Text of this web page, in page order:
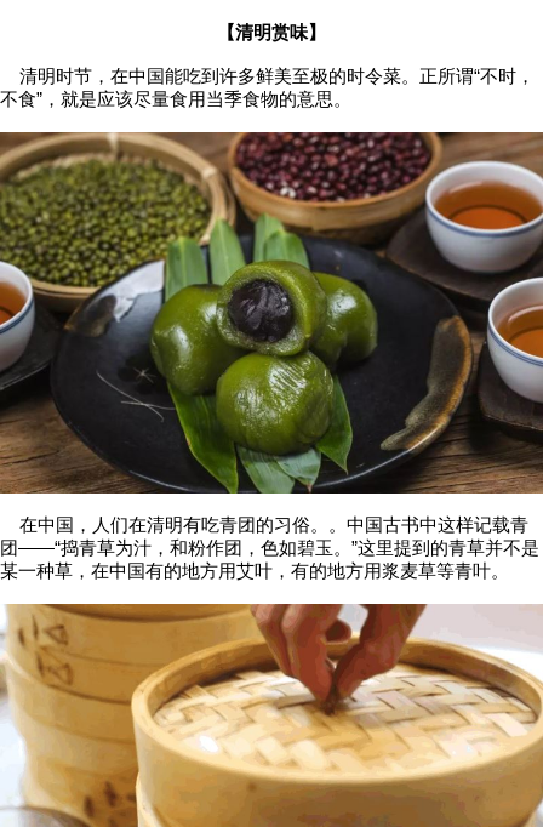
【清明赏味】
清明时节，在中国能吃到许多鲜美至极的时令菜。正所谓“不时，
不食”，就是应该尽量食用当季食物的意思。
在中国，人们在清明有吃青团的习俗。。中国古书中这样记载青
团——“捣青草为汁，和粉作团，色如碧玉。”这里提到的青草并不是
某一种草，在中国有的地方用艾叶，有的地方用浆麦草等青叶。